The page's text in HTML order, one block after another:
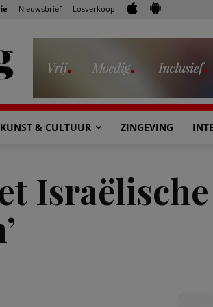
Nieuwsbrief Losverkoop
KUNST & CULTUUR ZINGEVING